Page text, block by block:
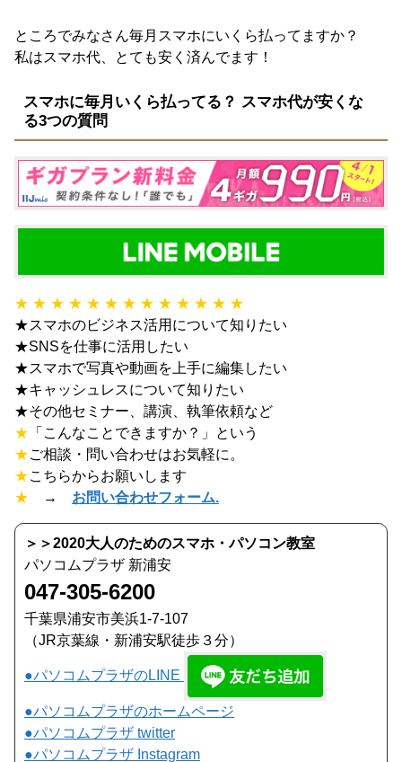
ところでみなさん毎月スマホにいくら払ってますか？
私はスマホ代、とても安く済んでます！
スマホに毎月いくら払ってる？ スマホ代が安くな
る3つの質問
★ ★ ★ ★ ★ ★ ★ ★ ★ ★ ★ ★ ★
★スマホのビジネス活用について知りたい
★SNSを仕事に活用したい
★スマホで写真や動画を上手に編集したい
★キャッシュレスについて知りたい
★その他セミナー、講演、執筆依頼など
★ 「こんなことできますか？」という
★ご相談・問い合わせはお気軽に。
★こちらからお願いします
★
→ お問い合わせフォーム.
＞＞2020大人のためのスマホ・パソコン教室
パソコムプラザ 新浦安
047-305-6200
千葉県浦安市美浜1-7-107
（JR京葉線・新浦安駅徒歩３分）
●パソコムプラザのLINE
●パソコムプラザのホームページ
●パソコムプラザ twitter
●パソコムプラザ Instagram